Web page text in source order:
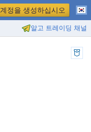
알고 트레이딩 채널
계정을 생성하십시오